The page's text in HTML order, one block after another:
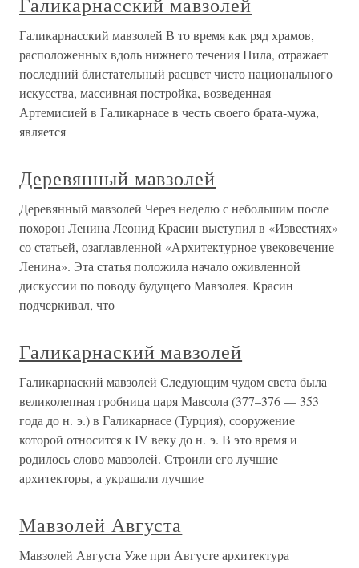
Галикарнасский мавзолей В то время как ряд храмов,
расположенных вдоль нижнего течения Нила, отражает
последний блистательный расцвет чисто национального
искусства, массивная постройка, возведенная
Артемисией в Галикарнасе в честь своего брата-мужа,
является
Деревянный мавзолей
Деревянный мавзолей Через неделю с небольшим после
похорон Ленина Леонид Красин выступил в «Известиях»
со статьей, озаглавленной «Архитектурное увековечение
Ленина». Эта статья положила начало оживленной
дискуссии по поводу будущего Мавзолея. Красин
подчеркивал, что
Галикарнаский мавзолей
Галикарнаский мавзолей Следующим чудом света была
великолепная гробница царя Мавсола (377–376 — 353
года до н. э.) в Галикарнасе (Турция), сооружение
которой относится к IV веку до н. э. В это время и
родилось слово мавзолей. Строили его лучшие
архитекторы, а украшали лучшие
Мавзолей Августа
Мавзолей Августа Уже при Августе архитектура